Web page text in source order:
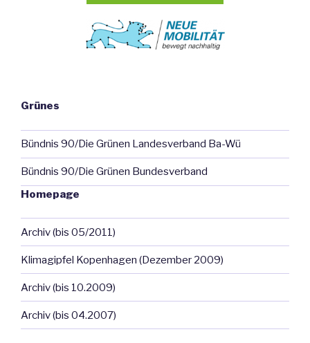
Grünes
Bündnis 90/Die Grünen Landesverband Ba-Wü
Bündnis 90/Die Grünen Bundesverband
Homepage
Archiv (bis 05/2011)
Klimagipfel Kopenhagen (Dezember 2009)
Archiv (bis 10.2009)
Archiv (bis 04.2007)